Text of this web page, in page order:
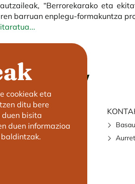
“Berrorekarako eta
barruan enplegu-formakuntza
cookieak eta
ditu bere
bisita
duen informazioa